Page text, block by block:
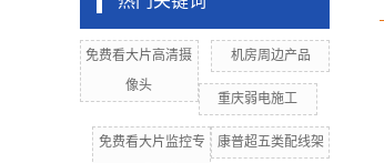
免费看大片高清摄
像头
机房周边产品
重庆弱电施工
免费看大片监控专
康普超五类配线架